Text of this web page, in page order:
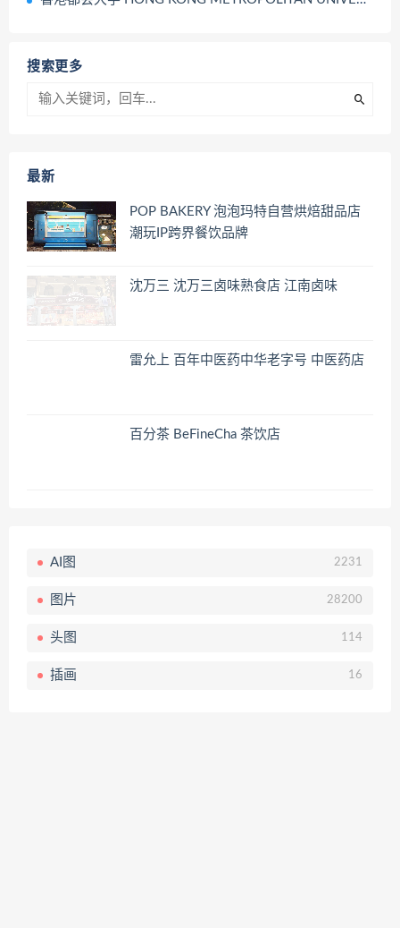
搜索更多
最新
POP BAKERY 泡泡玛特自营烘焙甜品店
潮玩IP跨界餐饮品牌
沈万三 沈万三卤味熟食店 江南卤味
雷允上 百年中医药中华老字号 中医药店
百分茶 BeFineCha 茶饮店
AI图 2231
图片 28200
头图 114
插画 16